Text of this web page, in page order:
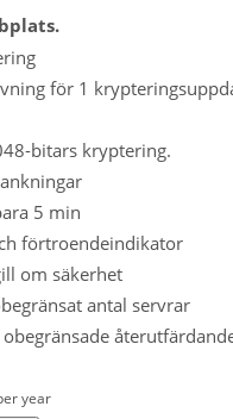
för 1
bitars kryptering.
5 min
förtroendeindikator
om säkerhet
antal servrar
year